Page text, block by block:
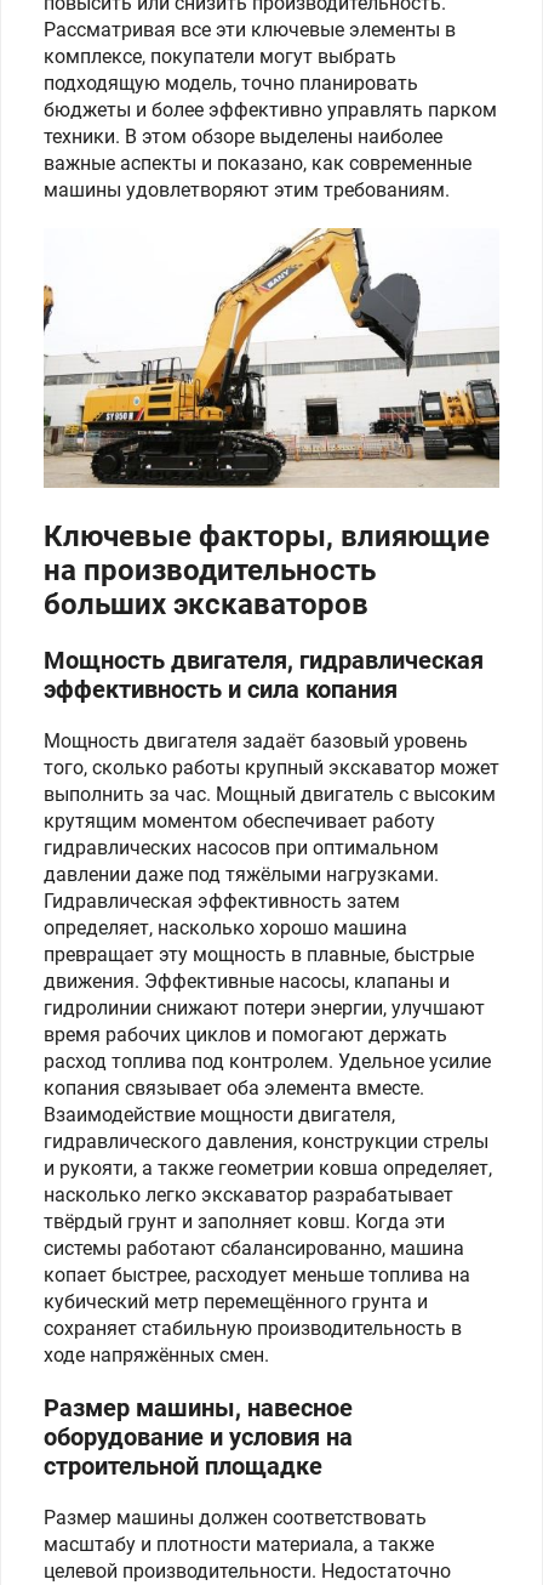
Рассматривая все эти ключевые элементы в
комплексе, покупатели могут выбрать
подходящую модель, точно планировать
бюджеты и более эффективно управлять парком
техники. В этом обзоре выделены наиболее
важные аспекты и показано, как современные
машины удовлетворяют этим требованиям.
Ключевые факторы, влияющие
на производительность
больших экскаваторов
Мощность двигателя, гидравлическая
эффективность и сила копания
Мощность двигателя задаёт базовый уровень
того, сколько работы крупный экскаватор может
выполнить за час. Мощный двигатель с высоким
крутящим моментом обеспечивает работу
гидравлических насосов при оптимальном
давлении даже под тяжёлыми нагрузками.
Гидравлическая эффективность затем
определяет, насколько хорошо машина
превращает эту мощность в плавные, быстрые
движения. Эффективные насосы, клапаны и
гидролинии снижают потери энергии, улучшают
время рабочих циклов и помогают держать
расход топлива под контролем. Удельное усилие
копания связывает оба элемента вместе.
Взаимодействие мощности двигателя,
гидравлического давления, конструкции стрелы
и рукояти, а также геометрии ковша определяет,
насколько легко экскаватор разрабатывает
твёрдый грунт и заполняет ковш. Когда эти
системы работают сбалансированно, машина
копает быстрее, расходует меньше топлива на
кубический метр перемещённого грунта и
сохраняет стабильную производительность в
ходе напряжённых смен.
Размер машины, навесное
оборудование и условия на
строительной площадке
Размер машины должен соответствовать
масштабу и плотности материала, а также
целевой производительности. Недостаточно